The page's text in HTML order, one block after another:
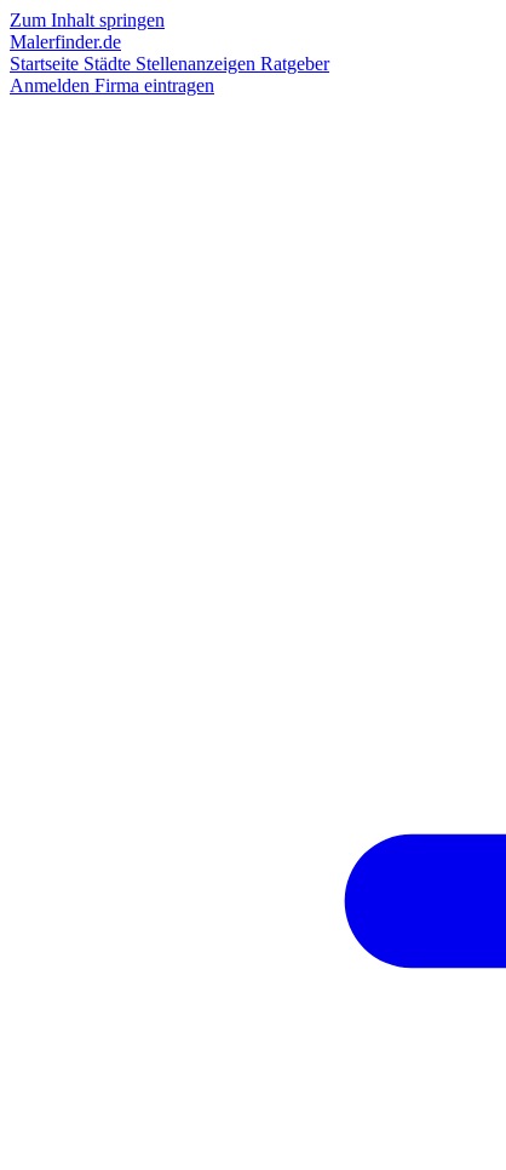
Zum Inhalt springen
Malerfinder.de
Startseite Städte Stellenanzeigen Ratgeber
Anmelden Firma eintragen